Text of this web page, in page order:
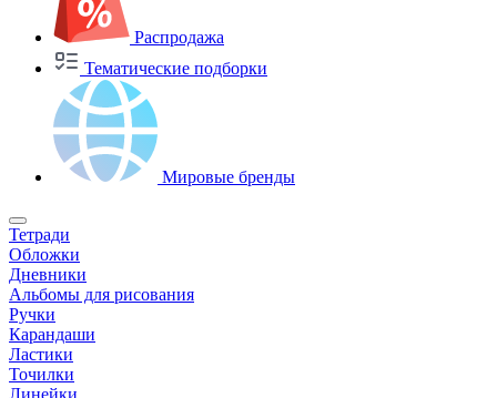
Распродажа
Тематические подборки
Мировые бренды
Тетради
Обложки
Дневники
Альбомы для рисования
Ручки
Карандаши
Ластики
Точилки
Линейки